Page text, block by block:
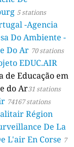
5 stations
-Agencia
Do Ambiente -
Do Ar 70 stations
EDUC.AIR
de Educação em
do Ar31 stations
74167 stations
Région
De La
L'air En Corse 7